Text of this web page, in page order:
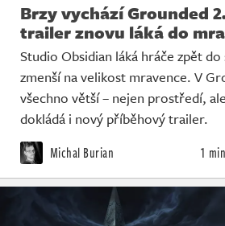
Brzy vychází Grounded
trailer znovu láká do
Studio Obsidian láká hráče zpět do
zmenší na velikost mravence. V
všechno větší – nejen prostředí,
dokládá i nový příběhový trailer.
Michal Burian 1